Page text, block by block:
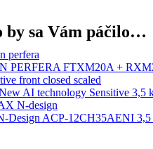
by sa Vám páčilo…
PERFERA FTXM20A +
AI technology Sensitive 3,5
Design ACP-12CH35AENI 3,5